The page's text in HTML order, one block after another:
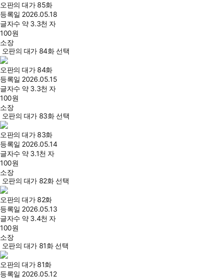
오판의 대가 85화
등록일 2026.05.18
글자수 약 3.3천 자
100원
소장
오판의 대가 84화 선택
오판의 대가 84화
등록일 2026.05.15
글자수 약 3.3천 자
100원
소장
오판의 대가 83화 선택
오판의 대가 83화
등록일 2026.05.14
글자수 약 3.1천 자
100원
소장
오판의 대가 82화 선택
오판의 대가 82화
등록일 2026.05.13
글자수 약 3.4천 자
100원
소장
오판의 대가 81화 선택
오판의 대가 81화
등록일 2026.05.12